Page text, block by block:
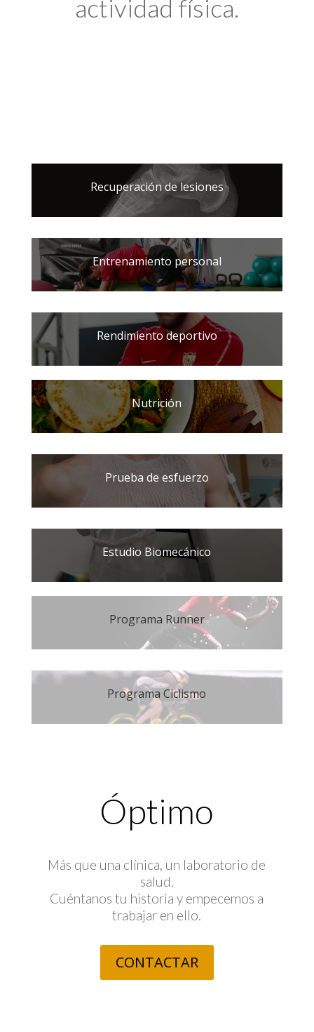
actividad física.
Recuperación de lesiones
Entrenamiento personal
Rendimiento deportivo
Nutrición
Prueba de esfuerzo
Estudio Biomecánico
Programa Runner
Programa Ciclismo
Óptimo
Más que una clínica, un laboratorio de
salud.
Cuéntanos tu historia y empecemos a
trabajar en ello.
CONTACTAR